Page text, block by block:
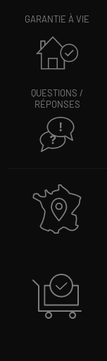
GARANTIE À VIE
QUESTIONS /
RÉPONSES